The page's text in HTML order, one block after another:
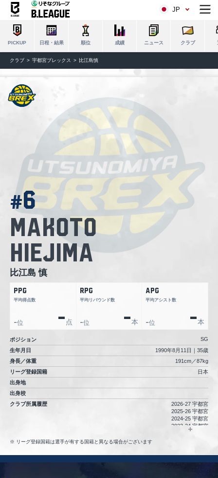
JP
PICKUP 日程・結果 順位 成績 ニュース クラブ
クラブ 宇都宮ブレックス 比江島慎
ポジション
SG
生年月日
1990年8月11日｜35歳
身長／体重
191cm／87kg
リーグ登録国籍
日本
出身地
出身校
クラブ所属履歴
2026-27 宇都宮
2025-26 宇都宮
2024-25 宇都宮
2023-24 宇都宮
2022-23 宇都宮
2019-20 宇都宮
2018-19 栃木
リーグ登録国籍は選手が有する国籍と異なる場合がございます
#6
Makoto
Hiejima
比江島 慎
PPG
平均得点数
- 点
-位
RPG
平均リバウンド数
-本
-位
APG
平均アシスト数
-本
-位